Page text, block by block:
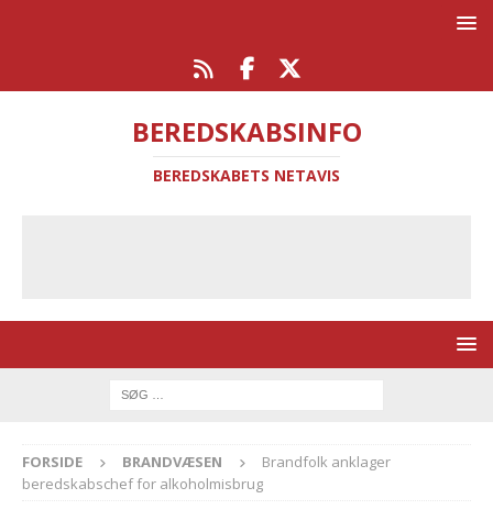
BEREDSKABSINFO
BEREDSKABETS NETAVIS
FORSIDE BRANDVÆSEN
Brandfolk anklager
beredskabschef for alkoholmisbrug